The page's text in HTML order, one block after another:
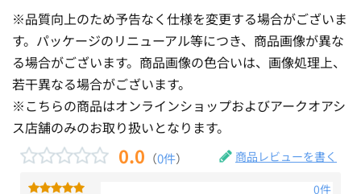
※品質向上のため予告なく仕様を変更する場合がございま
す。パッケージのリニューアル等につき、商品画像が異な
る場合がございます。商品画像の色合いは、画像処理上、
若干異なる場合がございます。
※こちらの商品はオンラインショップおよびアークオアシ
ス店舗のみのお取り扱いとなります。
0.0 （0件） 商品レビューを書く
0件